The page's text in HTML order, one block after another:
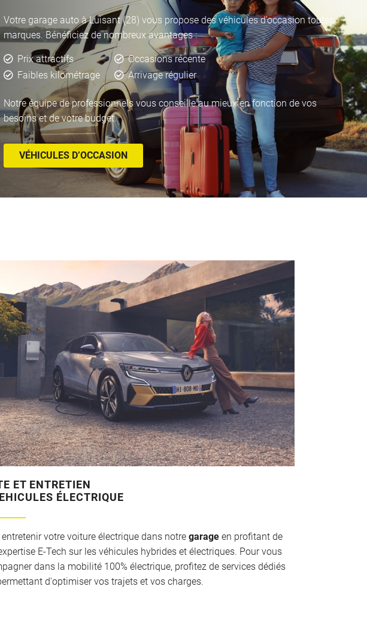
Votre garage auto à Luisant (28) vous propose des véhicules d’occasion toutes
marques. Bénéficiez de nombreux avantages :
Prix attractifs
Occasions récente
Faibles kilométrage
Arrivage régulier
Notre équipe de professionnels vous conseille au mieux en fonction de vos
besoins et de votre budget.
VÉHICULES D’OCCASION
ET ENTRETIEN
ÉLECTRIQUE
votre voiture électrique dans notre garage en profitant de
E-Tech sur les véhicules hybrides et électriques. Pour vous
dans la mobilité 100% électrique, profitez de services dédiés
d'optimiser vos trajets et vos charges.